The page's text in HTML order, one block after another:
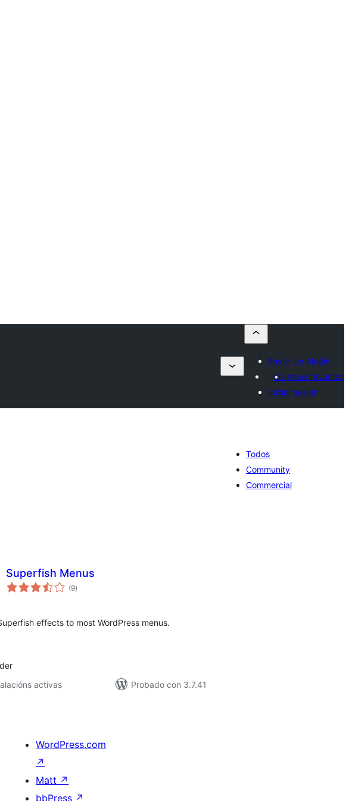
Enviar un plugin
Os meus favoritos
Iniciar sesión
Todos
Community
Commercial
Superfish Menus
(9valoracións
totais
)
effects to most WordPress menus.
activas
Probado con 3.7.41
WordPress.com
↗
Matt ↗
bbPress ↗